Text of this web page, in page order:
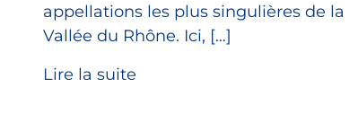
appellations les plus singulières de la
Vallée du Rhône. Ici, […]
Lire la suite